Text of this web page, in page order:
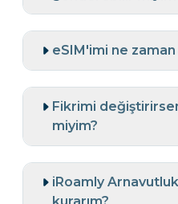
eSIM'imi ne zaman
Fikrimi
miyim?
iRoamly Arnavutluk